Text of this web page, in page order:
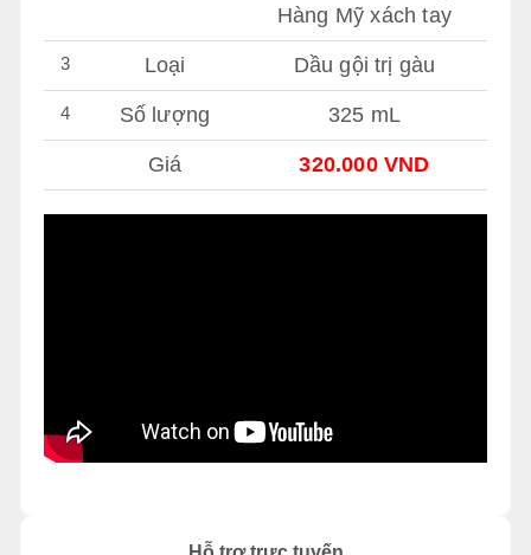
Hàng Mỹ xách tay
3 Loại Dầu gội trị gàu
4 Số lượng 325 mL
Giá 320.000 VND